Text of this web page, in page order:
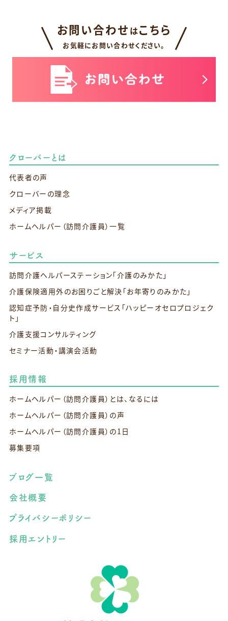
お問い合わせ はこちら
お気軽にお問い合わせください。
クローバーとは
代表者の声
クローバーの理念
メディア掲載
ホームヘルパー（訪問介護員）一覧
サービス
訪問介護ヘルパーステーション「介護のみかた」
介護保険適用外のお困りごと解決 「お年寄りのみかた」
認知症予防・自分史作成サービス 「ハッピーオセロプロジェク
ト」
介護支援コンサルティング
セミナー活動・講演会活動
採用情報
ホームヘルパー（訪問介護員）とは、なるには
ホームヘルパー（訪問介護員）の声
ホームヘルパー（訪問介護員）の1日
募集要項
ブログ一覧
会社概要
プライバシーポリシー
採用エントリー